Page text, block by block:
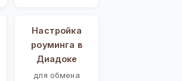
Настройка
роуминга в
Диадоке
для обмена